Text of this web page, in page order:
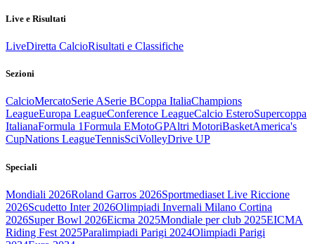
Live e Risultati
LiveDiretta CalcioRisultati e Classifiche
Sezioni
CalcioMercatoSerie ASerie BCoppa ItaliaChampions
LeagueEuropa LeagueConference LeagueCalcio EsteroSupercoppa
ItalianaFormula 1Formula EMotoGPAltri MotoriBasketAmerica's
CupNations LeagueTennisSciVolleyDrive UP
Speciali
Mondiali 2026Roland Garros 2026Sportmediaset Live Riccione
2026Scudetto Inter 2026Olimpiadi Invernali Milano Cortina
2026Super Bowl 2026Eicma 2025Mondiale per club 2025EICMA
Riding Fest 2025Paralimpiadi Parigi 2024Olimpiadi Parigi